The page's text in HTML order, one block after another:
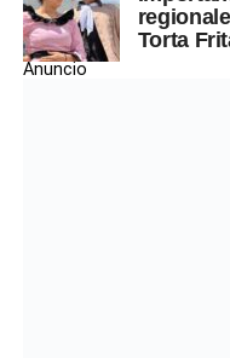
Torta
Anuncio